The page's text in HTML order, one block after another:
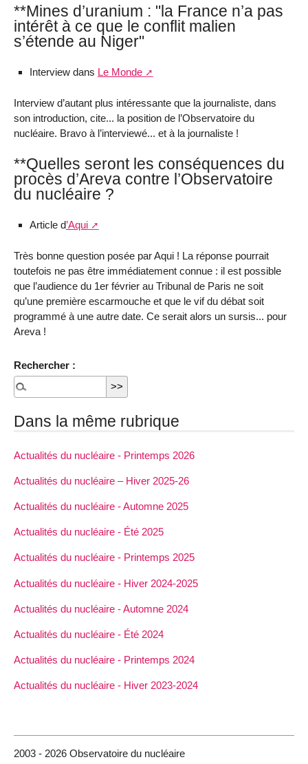
**Mines d’uranium : "la France n’a pas
intérêt à ce que le conflit malien
s’étende au Niger"
Interview dans Le Monde
Interview d’autant plus intéressante que la journaliste, dans
son introduction, cite... la position de l’Observatoire du
nucléaire. Bravo à l’interviewé... et à la journaliste !
**Quelles seront les conséquences du
procès d’Areva contre l’Observatoire
du nucléaire ?
Article d’Aqui
Très bonne question posée par Aqui ! La réponse pourrait
toutefois ne pas être immédiatement connue : il est possible
que l’audience du 1er février au Tribunal de Paris ne soit
qu’une première escarmouche et que le vif du débat soit
programmé à une autre date. Ce serait alors un sursis... pour
Areva !
Rechercher :
Dans la même rubrique
Actualités du nucléaire - Printemps 2026
Actualités du nucléaire – Hiver 2025-26
Actualités du nucléaire - Automne 2025
Actualités du nucléaire - Été 2025
Actualités du nucléaire - Printemps 2025
Actualités du nucléaire - Hiver 2024-2025
Actualités du nucléaire - Automne 2024
Actualités du nucléaire - Été 2024
Actualités du nucléaire - Printemps 2024
Actualités du nucléaire - Hiver 2023-2024
2003 - 2026 Observatoire du nucléaire